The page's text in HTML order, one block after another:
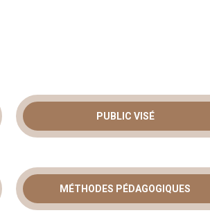
PUBLIC VISÉ
MÉTHODES PÉDAGOGIQUES